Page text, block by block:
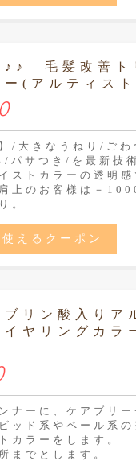
毛髪改善ト
ー(アルティス
】/大きなうねり/ごわ
パサつき/を最新技
ストカラーの透明感
上のお客様は－
。
えるクーポン
リン酸入りア
イヤリングカラ
ナーに、ケアブリー
ッド系やペール系の
トカラーをします
までとします。